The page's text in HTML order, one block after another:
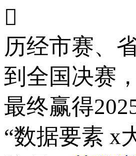

历经市赛、
到全国决赛
最终赢得
“数据要素 x